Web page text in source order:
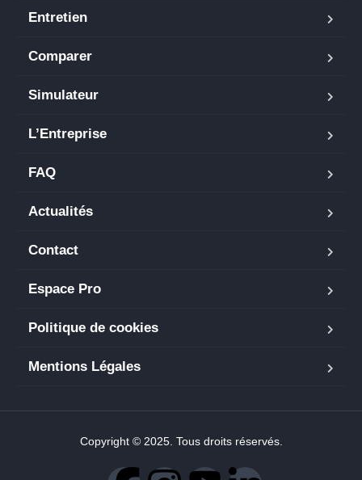
Entretien
Comparer
Simulateur
L’Entreprise
FAQ
Actualités
Contact
Espace Pro
Politique de cookies
Mentions Légales
Copyright © 2025. Tous droits réservés.